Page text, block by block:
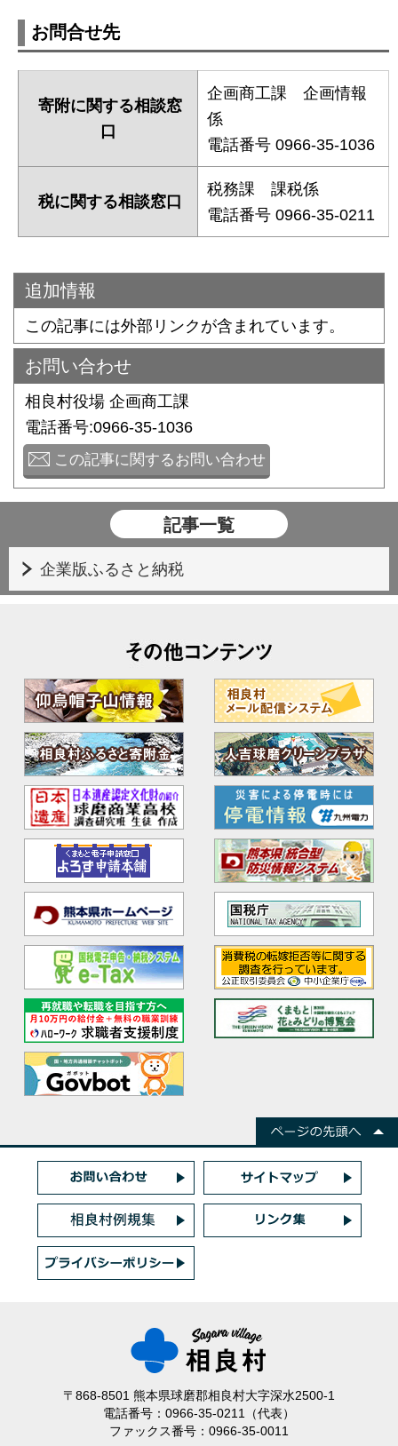
お問合せ先
寄附に関する相談窓
口
企画商工課 企画情報
係
電話番号 0966-35-1036
税に関する相談窓口
税務課 課税係
電話番号 0966-35-0211
追加情報
この記事には外部リンクが含まれています。
お問い合わせ
相良村役場 企画商工課
電話番号:0966-35-1036
この記事に関するお問い合わせ
記事一覧
企業版ふるさと納税
〒868-8501 熊本県球磨郡相良村大字深水2500-1
電話番号：0966-35-0211（代表）
ファックス番号：0966-35-0011